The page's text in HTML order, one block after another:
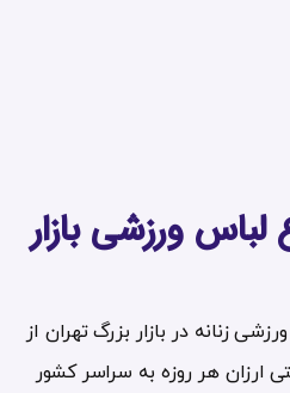
ورزشی بازار
در بازار بزرگ تهران از
هر روزه به سراسر کشور